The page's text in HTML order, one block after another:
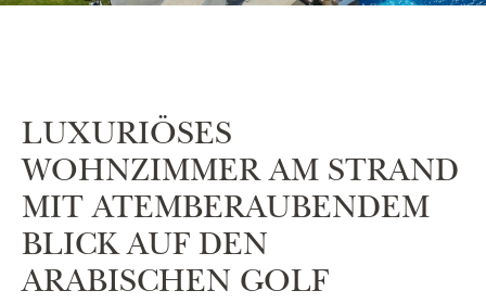
LUXURIÖSES
WOHNZIMMER AM STRAND
MIT ATEMBERAUBENDEM
BLICK AUF DEN
ARABISCHEN GOLF